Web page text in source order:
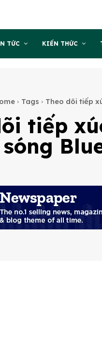
TỨC KIẾN THỨC
Tags Theo dõi tiếp
tiếp
sóng